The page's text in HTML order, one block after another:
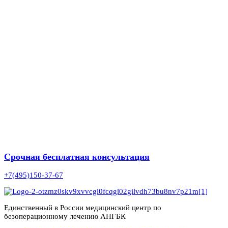
Срочная бесплатная консультация
+7(495)150-37-67
Единственный в России медицинский центр по
безоперационному лечению АНГБК